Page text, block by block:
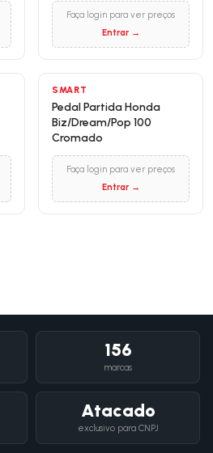
Faça login para ver preços
Entrar →
SMART
Pedal Partida Honda
Biz/Dream/Pop 100
Cromado
Faça login para ver preços
Entrar →
156
marcas
Atacado
exclusivo para CNPJ